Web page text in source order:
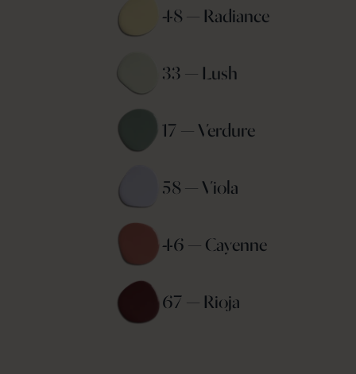
48 — Radiance
33 — Lush
17 — Verdure
58 — Viola
46 — Cayenne
67 — Rioja